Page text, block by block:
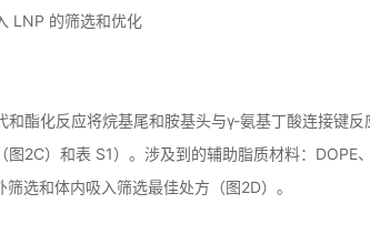
LNP 的筛选和优化
和酯化反应将烷基尾和胺基头与γ-氨基丁酸连接键
图2C）和表 S1）。涉及到的辅助脂质材料：
选和体内吸入筛选最佳处方（图2D）。